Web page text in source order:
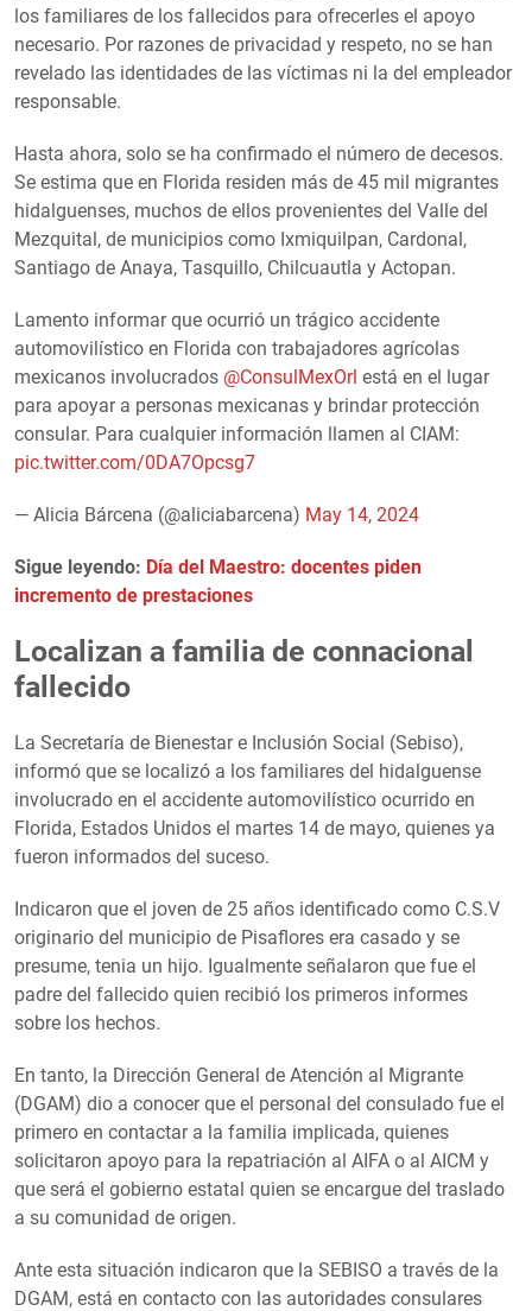
los familiares de los fallecidos para ofrecerles el apoyo
necesario. Por razones de privacidad y respeto, no se han
revelado las identidades de las víctimas ni la del empleador
responsable.
Hasta ahora, solo se ha confirmado el número de decesos.
Se estima que en Florida residen más de 45 mil migrantes
hidalguenses, muchos de ellos provenientes del Valle del
Mezquital, de municipios como Ixmiquilpan, Cardonal,
Santiago de Anaya, Tasquillo, Chilcuautla y Actopan.
Lamento informar que ocurrió un trágico accidente
automovilístico en Florida con trabajadores agrícolas
mexicanos involucrados @ConsulMexOrl está en el lugar
para apoyar a personas mexicanas y brindar protección
consular. Para cualquier información llamen al CIAM:
pic.twitter.com/0DA7Opcsg7
— Alicia Bárcena (@aliciabarcena) May 14, 2024
Sigue leyendo: Día del Maestro: docentes piden
incremento de prestaciones
Localizan a familia de connacional
fallecido
La Secretaría de Bienestar e Inclusión Social (Sebiso),
informó que se localizó a los familiares del hidalguense
involucrado en el accidente automovilístico ocurrido en
Florida, Estados Unidos el martes 14 de mayo, quienes ya
fueron informados del suceso.
Indicaron que el joven de 25 años identificado como C.S.V
originario del municipio de Pisaflores era casado y se
presume, tenia un hijo. Igualmente señalaron que fue el
padre del fallecido quien recibió los primeros informes
sobre los hechos.
En tanto, la Dirección General de Atención al Migrante
(DGAM) dio a conocer que el personal del consulado fue el
primero en contactar a la familia implicada, quienes
solicitaron apoyo para la repatriación al AIFA o al AICM y
que será el gobierno estatal quien se encargue del traslado
a su comunidad de origen.
Ante esta situación indicaron que la SEBISO a través de la
DGAM, está en contacto con las autoridades consulares